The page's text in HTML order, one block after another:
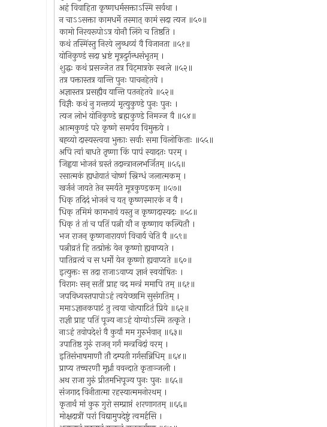
अहं विवाहिता कृष्णधर्मसक्ताऽस्मि सर्वथा ।
न चाऽऽसक्ता कामधर्मे तस्मात् कामं सदा त्यज ॥५०॥
कामो निरयरूपोऽत्र योनौ लिंगे च तिष्ठति ।
कथं तस्मिंस्तु निरये लुब्धव्यं वै विजानता ॥५१॥
योनिकुण्डं सदा भ्रष्टं मूत्रदुर्गन्धसंभृतम् ।
शुद्धः कथं प्रसज्जेत तत्र विट्मात्रके स्थले ॥५२॥
तत्र पक्तास्तत्र यान्ति पुनः पाचनहेतवे ।
अज्ञास्तत्र प्रसह्यैव यान्ति पतनहेतवे ॥५२॥
विज्ञैः कथं नु गन्तव्यं मृत्युकुण्डे पुनः पुनः ।
त्यज लोभं योनिकुण्डे ब्रह्मकुण्डे निमज्ज वै ॥५४॥
आत्मकुण्डं परे कृष्णे समर्पय विमुक्तये ।
बह्व्यो दास्यस्त्वया भुक्ताः सर्वाः समा विलोकिताः ॥५५॥
अपि त्वां बाधते तृष्णा किं पापं स्यादतः परम् ।
जिह्वया भोजनं ग्रस्तं तदान्त्रानलभर्जितम् ॥५६॥
रसात्मकं ह्यधोयातं चोष्णं स्निग्धं जलात्मकम् ।
खर्जनं जायते तेन स्मर्यते मूत्रकुण्डकम् ॥५७॥
धिक् तदिदं भोजनं च यत् कृष्णस्मारकं न वै ।
धिक् तमिमं कामभावं यस्तु न कृष्णदास्यदः ॥५८॥
धिक् तं तां च पतिं पत्नी यौ न कृष्णाय कल्पितौ ।
भज राजन् कृष्णनारायणं विचार्य चेति वै ॥५९॥
पत्नीव्रतं हि तत्प्रोक्तं येन कृष्णो ह्यवाप्यते ।
पातिव्रत्यं च स धर्मो येन कृष्णो ह्यवाप्यते ॥६०॥
इत्युक्तः स तदा राजाऽवाप्य ज्ञानं स्वयोषितः ।
विरागः सन् सतीं प्राह वद मन्त्रं ममापि तम् ॥६१॥
जपविध्वस्तपापोऽहं त्वयेच्छामि सुसंगतिम् ।
ममाऽज्ञानकपाटं तु त्वया चोत्पाटितं प्रिये ॥६२॥
राज्ञी प्राह पतिं पूज्य नाऽहं योग्योऽस्मि तत्कृते ।
नाऽहं तवोपदेशं वै कुर्यां मम गुरुर्भवान् ॥६३॥
उपातिष्ठ गुरुं राजन् गर्गं मन्त्रविदां वरम् ।
इतिसंभाषमाणौ तौ दम्पती गर्गसन्निधिम् ॥६४॥
प्राप्य तच्चरणौ मूर्ध्ना ववन्दाते कृताञ्जली ।
अथ राजा गुरुं प्रीतमभिपूज्य पुनः पुनः ॥६५॥
संजगाद विनीतात्मा रहस्यात्ममनोरथम् ।
कृतार्थं मां कुरु गुरो सम्प्राप्तं शरणागतम् ॥६६॥
मोक्षदात्रीं परां विद्यामुपदेष्टुं त्वमर्हसि ।